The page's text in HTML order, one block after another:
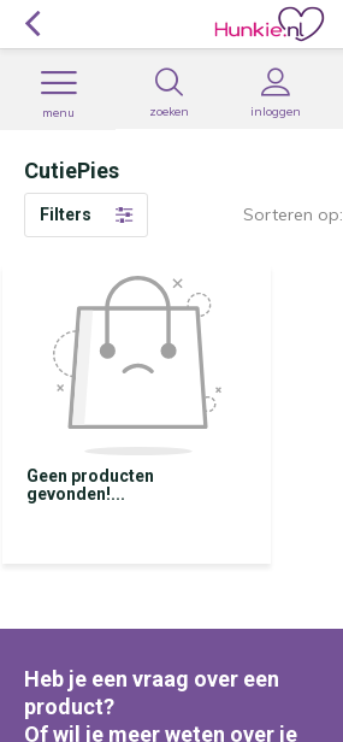
zoeken inloggen
menu
CutiePies
Filters Sorteren op:
Geen producten
gevonden!...
Heb je een vraag over een
product?
Of wil je meer weten over je